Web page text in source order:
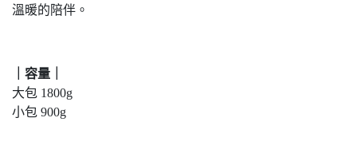
溫暖的陪伴。
｜容量｜
大包 1800g
小包 900g